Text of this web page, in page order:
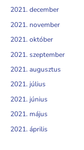
2021. december
2021. november
2021. október
2021. szeptember
2021. augusztus
2021. július
2021. június
2021. május
2021. április